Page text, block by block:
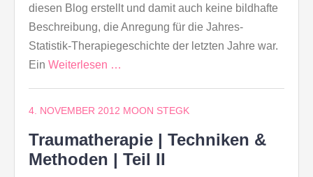
diesen Blog erstellt und damit auch keine bildhafte
Beschreibung, die Anregung für die Jahres-
Statistik-Therapiegeschichte der letzten Jahre war.
Ein Weiterlesen …
4. NOVEMBER 2012 MOON STEGK
Traumatherapie | Techniken &
Methoden | Teil II